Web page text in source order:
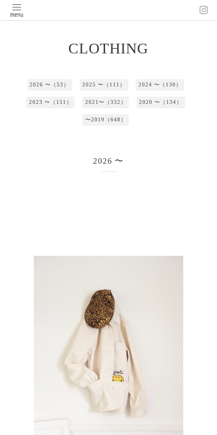
CLOTHING
2026 〜（53） 2025 〜（111） 2024 〜（130）
2023 〜（151） 2021〜（332） 2020 〜（134）
〜2019（648）
2026 〜